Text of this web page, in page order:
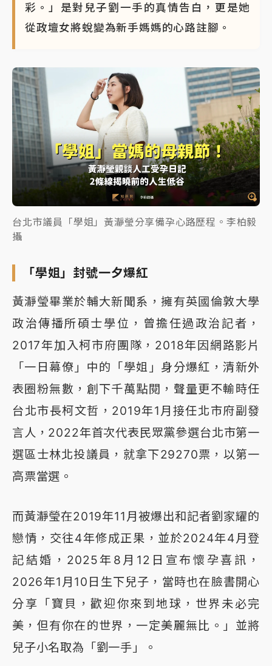
彩。」是對兒子劉一手的真情告白，更是她
從政壇女將蛻變為新手媽媽的心路註腳。
台北市議員「學姐」黃瀞瑩分享備孕心路歷程。李柏毅
攝
「學姐」封號一夕爆紅
黃瀞瑩畢業於輔大新聞系，擁有英國倫敦大學
政治傳播所碩士學位，曾擔任過政治記者，
2017年加入柯市府團隊，2018年因網路影片
「一日幕僚」中的「學姐」身分爆紅，清新外
表圈粉無數，創下千萬點閱，聲量更不輸時任
台北市長柯文哲，2019年1月接任北市府副發
言人，2022年首次代表民眾黨參選台北市第一
選區士林北投議員，就拿下29270票，以第一
高票當選。
而黃瀞瑩在2019年11月被爆出和記者劉家耀的
戀情，交往4年修成正果，並於2024年4月登
記結婚，2025年8月12日宣布懷孕喜訊，
2026年1月10日生下兒子，當時也在臉書開心
分享「寶貝，歡迎你來到地球，世界未必完
美，但有你在的世界，一定美麗無比。」並將
兒子小名取為「劉一手」。